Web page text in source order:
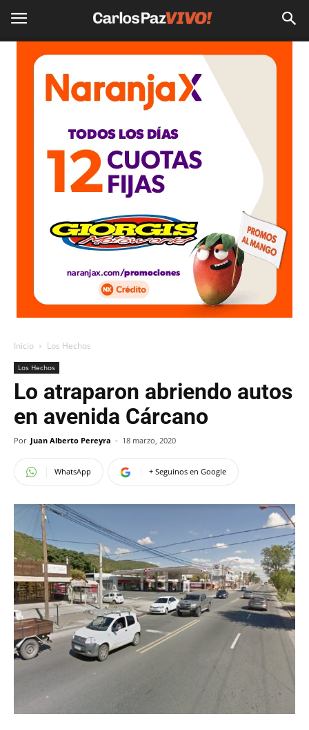
Inicio Los Hechos
Los Hechos
Lo atraparon abriendo autos
en avenida Cárcano
Por Juan Alberto Pereyra - 18 marzo, 2020
WhatsApp + Seguinos en Google